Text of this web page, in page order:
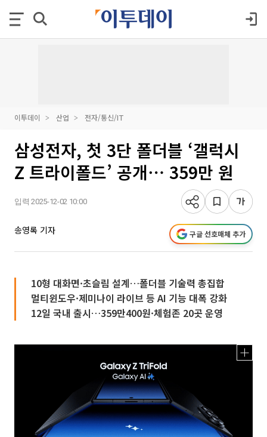
이투데이 산업 전자/통신/IT
삼성전자, 첫 3단 폴더블 ‘갤럭시
Z 트라이폴드’ 공개⋯ 359만 원
입력 2025-12-02 10:00
송영록 기자 구글 선호매체 추가
10형 대화면·초슬림 설계…폴더블 기술력 총집합
멀티윈도우·제미나이 라이브 등 AI 기능 대폭 강화
12일 국내 출시…359만400원·체험존 20곳 운영